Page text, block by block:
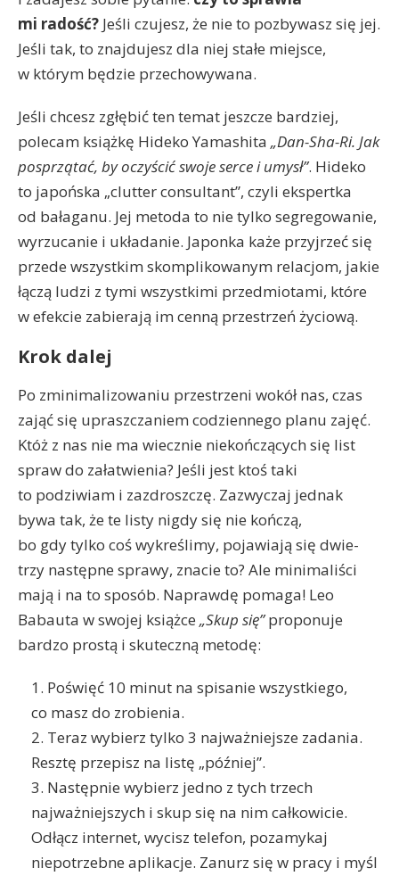
mi radość? Jeśli czujesz, że nie to pozbywasz się jej.
Jeśli tak, to znajdujesz dla niej stałe miejsce,
w którym będzie przechowywana.
Jeśli chcesz zgłębić ten temat jeszcze bardziej,
polecam książkę Hideko Yamashita „Dan-Sha-Ri. Jak
posprzątać, by oczyścić swoje serce i umysł”. Hideko
to japońska „clutter consultant”, czyli ekspertka
od bałaganu. Jej metoda to nie tylko segregowanie,
wyrzucanie i układanie. Japonka każe przyjrzeć się
przede wszystkim skomplikowanym relacjom, jakie
łączą ludzi z tymi wszystkimi przedmiotami, które
w efekcie zabierają im cenną przestrzeń życiową.
Krok dalej
Po zminimalizowaniu przestrzeni wokół nas, czas
zająć się upraszczaniem codziennego planu zajęć.
Któż z nas nie ma wiecznie niekończących się list
spraw do załatwienia? Jeśli jest ktoś taki
to podziwiam i zazdroszczę. Zazwyczaj jednak
bywa tak, że te listy nigdy się nie kończą,
bo gdy tylko coś wykreślimy, pojawiają się dwie-
trzy następne sprawy, znacie to? Ale minimaliści
mają i na to sposób. Naprawdę pomaga! Leo
Babauta w swojej książce „Skup się”proponuje
bardzo prostą i skuteczną metodę:
1. Poświęć 10 minut na spisanie wszystkiego,
co masz do zrobienia.
2. Teraz wybierz tylko 3 najważniejsze zadania.
Resztę przepisz na listę „później”.
3. Następnie wybierz jedno z tych trzech
najważniejszych i skup się na nim całkowicie.
Odłącz internet, wycisz telefon, pozamykaj
niepotrzebne aplikacje. Zanurz się w pracy i myśl